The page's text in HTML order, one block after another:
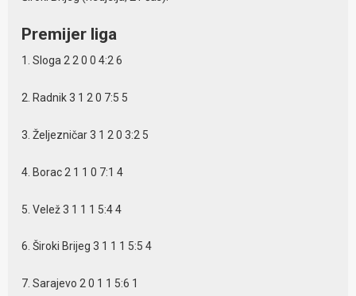
Premijer liga
1. Sloga 2 2 0 0 4:2 6
2. Radnik 3 1 2 0 7:5 5
3. Željezničar 3 1 2 0 3:2 5
4. Borac 2 1 1 0 7:1 4
5. Velež 3 1 1 1 5:4 4
6. Široki Brijeg 3 1 1 1 5:5 4
7. Sarajevo 2 0 1 1 5:6 1